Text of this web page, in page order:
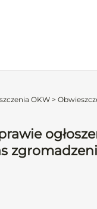
OKW >